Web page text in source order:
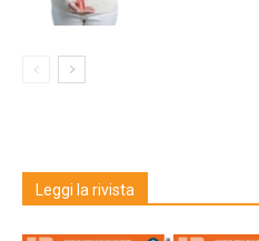
Leggi la rivista